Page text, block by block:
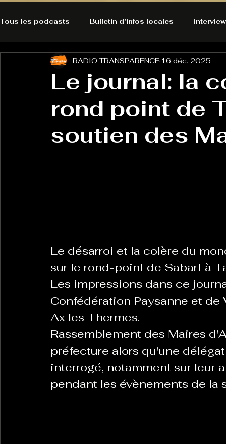
Tous les podcasts Bulletin d'infos locales
A l'Ecoute de la Peau Alternatives Ecologiques
Bonnes résolutions de
Du pain et des parpaings GOOD VIBES
La Revanche des Cagoles Le Chabot La
Les Transversales Politique del païs Pour
Sabarat Astro
LES ECHAPPEES OBLIQUES Sport Santé
Le journal: la
rond point de
soutien des
RADIO TRANSPARENCE 16 déc. 2025
Le désarroi et la colère du
sur le rond-point de Sabart à
Les impressions dans ce
Confédération Paysanne et
Ax les Thermes.
Rassemblement des Maires
préfecture alors qu'une
interrogé, notamment sur leur
pendant les évènements de la